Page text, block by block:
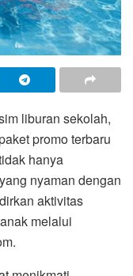
liburan sekolah,
promo terbaru
hanya
nyaman dengan
aktivitas
melalui